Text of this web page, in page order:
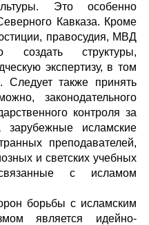
Это особенно
Кавказа. Кроме
правосудия, МВД
создать структуры,
экспертизу, в том
Следует также принять
законодательного
контроля за
исламские
преподавателей,
и светских учебных
с исламом
борьбы с исламским
является идейно-